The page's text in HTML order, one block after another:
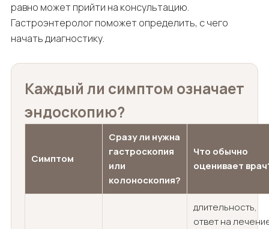
равно может прийти на консультацию.
Гастроэнтеролог поможет определить, с чего
начать диагностику.
Каждый ли симптом означает
эндоскопию?
Симптом
Сразу ли нужна
гастроскопия
или
колоноскопия?
Что обычно
оценивает
длительность,
ответ на